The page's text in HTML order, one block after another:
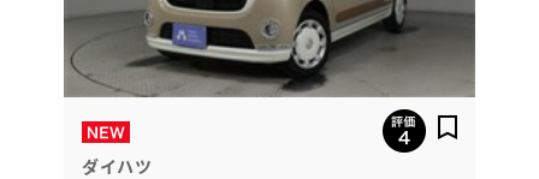
ダイハツ